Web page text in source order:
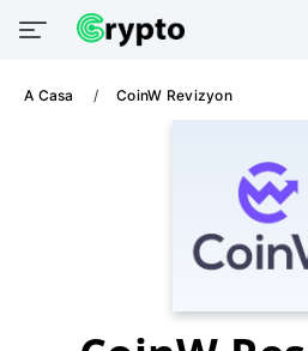
A Casa CoinW Revizyon